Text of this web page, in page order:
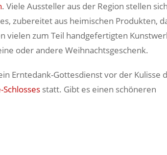
. Viele Aussteller aus der Region stellen sich
zubereitet aus heimischen Produkten,
vielen zum Teil handgefertigten
oder andere Weihnachtsgeschenk.
Erntedank-Gottesdienst vor der Kulisse
statt. Gibt es einen schöneren